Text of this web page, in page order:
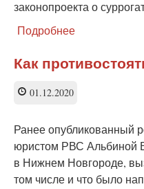
законопроекта о
Подробнее
объяснила,
как
в
России
Как
01.12.2020
Ранее опубликованный
юристом РВС Альбиной
в Нижнем Новгороде,
том числе и что было